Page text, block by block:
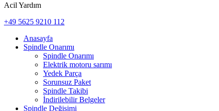
Acil Yardım
+49 5625 9210 112
Anasayfa
Spindle Onarımı
Spindle Onarımı
Elektrik motoru sarımı
Yedek Parça
Sorunsuz Paket
Spindle Takibi
İndirilebilir Belgeler
Spindle Değişimi